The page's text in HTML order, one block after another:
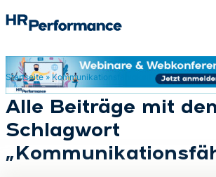
Suchen
Startseite» Kommunikationsfähigkeit
Alle Beiträge mit
Schlagwort